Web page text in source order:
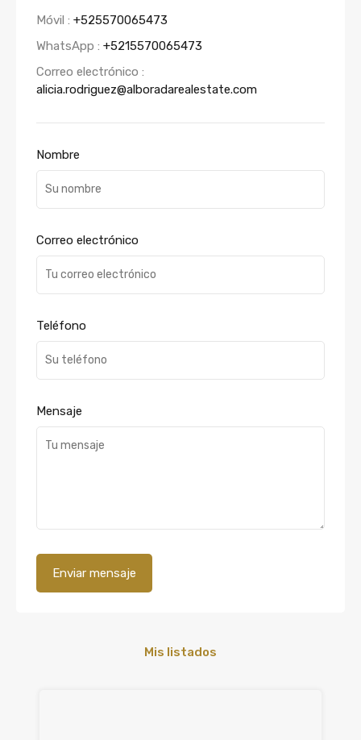
Móvil : +525570065473
WhatsApp : +5215570065473
Correo electrónico :
alicia.rodriguez@alboradarealestate.com
Nombre
Correo electrónico
Teléfono
Mensaje
Mis listados